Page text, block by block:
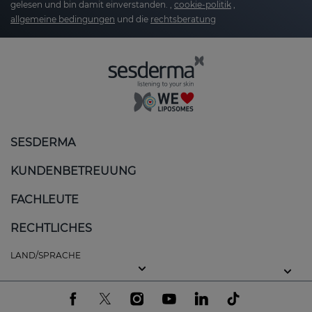
gelesen und bin damit einverstanden. , cookie-politik ,
allgemeine bedingungen und die rechtsberatung
SESDERMA
KUNDENBETREUUNG
FACHLEUTE
RECHTLICHES
LAND/SPRACHE